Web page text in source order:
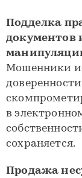
Подделка
документов
Мошенники
в
сохраняется.
Продажа